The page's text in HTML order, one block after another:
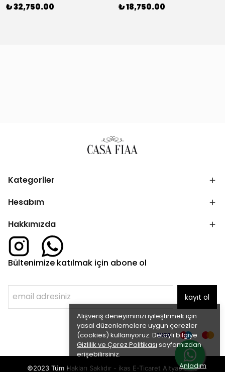
Alışveriş deneyiminizi iyileştirmek için
yasal düzenlemelere uygun çerezler
(cookies) kullanıyoruz. Detaylı bilgiye
Gizlilik ve Çerez Politikası sayfamızdan
erişebilirsiniz.
Anladım
₺ 32,750.00 ₺ 18,750.00
Kategoriler
Hesabım
Hakkımızda
Bültenimize katılmak için abone ol
kayıt ol
©2023 Tüm Hakları Saklıdır - ikas E-Ticaret Altyapısı ile